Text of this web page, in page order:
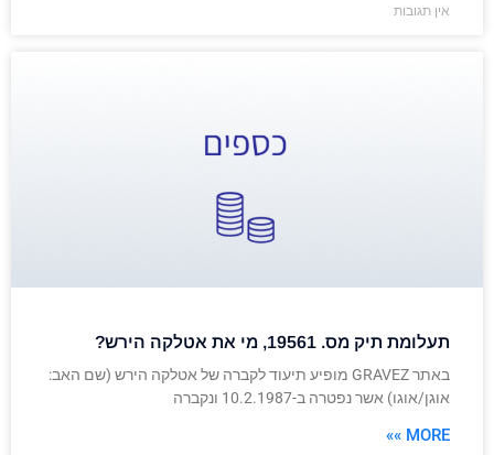
אין תגובות
תעלומת תיק מס. 19561, מי את אטלקה הירש?
באתר GRAVEZ מופיע תיעוד לקברה של אטלקה הירש (שם האב:
אוגן/אוגו) אשר נפטרה ב-10.2.1987 ונקברה
MORE »»